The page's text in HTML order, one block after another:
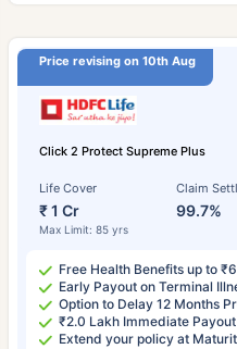
Price revising on 10th Aug
Click 2 Protect Supreme Plus
Life Cover
₹ 1 Cr
Max Limit: 85 yrs
Claim
99.7%
Free Health Benefits up to
Early Payout on Terminal
Option to Delay 12 Months
₹2.0 Lakh Immediate
Extend your policy at